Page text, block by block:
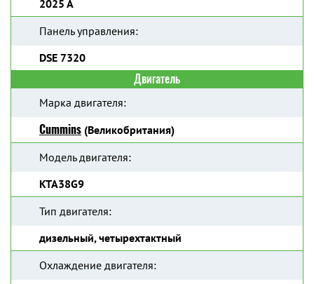
2025 А
Панель управления:
DSE 7320
Двигатель
Марка двигателя:
Cummins (Великобритания)
Модель двигателя:
KTA38G9
Тип двигателя:
дизельный, четырехтактный
Охлаждение двигателя: